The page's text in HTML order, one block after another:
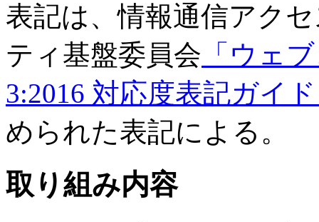
表記は、情報通信アク
ティ基盤委員会 「ウェ
3:2016 対応度表記ガイ
められた表記による。
取り組み内容